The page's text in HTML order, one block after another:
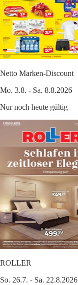
Netto Marken-Discount
Mo. 3.8. - Sa. 8.8.2026
Nur noch heute gültig
ROLLER
So. 26.7. - Sa. 22.8.2026